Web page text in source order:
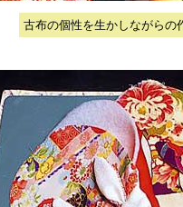
古布の個性を生かしながらの